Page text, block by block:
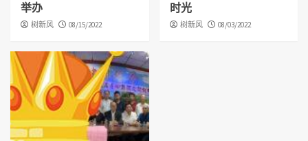
举办
树新风 08/15/2022
时光
树新风 08/03/2022